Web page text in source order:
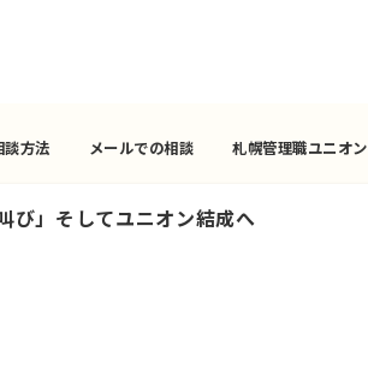
談方法 メールでの相談 札幌管理職ユニオン
び」そしてユニオン結成へ